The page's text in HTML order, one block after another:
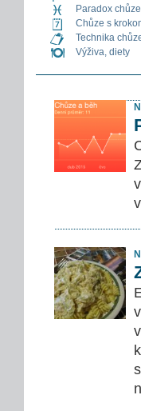
Paradox chůze
Chůze s
Technika
Výživa, diety